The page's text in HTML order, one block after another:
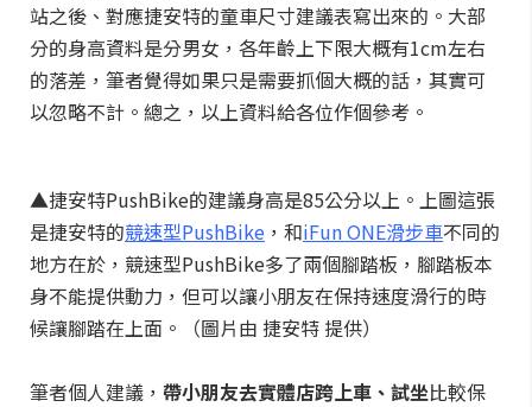
站之後、對應捷安特的童車尺寸建議表寫出來的。大部
分的身高資料是分男女，各年齡上下限大概有1cm左右
的落差，筆者覺得如果只是需要抓個大概的話，其實可
以忽略不計。總之，以上資料給各位作個參考。
▲捷安特PushBike的建議身高是85公分以上。上圖這張
是捷安特的競速型PushBike ，和iFun ONE滑步車不同的
地方在於，競速型PushBike多了兩個腳踏板，腳踏板本
身不能提供動力，但可以讓小朋友在保持速度滑行的時
候讓腳踏在上面。（圖片由 捷安特 提供）
筆者個人建議， 帶小朋友去實體店跨上車、試坐比較保